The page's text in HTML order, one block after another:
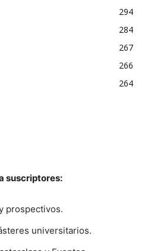
294
284
267
266
264
suscriptores:
prospectivos.
universitarios.